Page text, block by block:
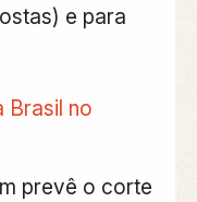
e para
Brasil no
prevê o corte